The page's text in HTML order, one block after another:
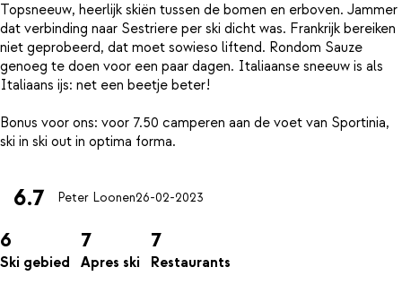
Topsneeuw, heerlijk skiën tussen de bomen en erboven. Jammer
dat verbinding naar Sestriere per ski dicht was. Frankrijk bereiken
niet geprobeerd, dat moet sowieso liftend. Rondom Sauze
genoeg te doen voor een paar dagen. Italiaanse sneeuw is als
Italiaans ijs: net een beetje beter!
Bonus voor ons: voor 7.50 camperen aan de voet van Sportinia,
6.7 Peter Loonen26-02-2023
6
Ski gebied
7
Apres ski
7
Restaurants